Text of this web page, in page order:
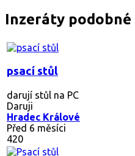
Inzeráty
psací stůl
darují stůl na PC
Daruji
Hradec Králové
Před 6 měsíci
420